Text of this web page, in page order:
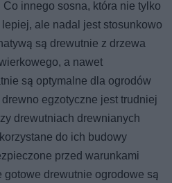
innego sosna, która nie tylko
ale nadal jest stosunkowo
są drewutnie z drzewa
a nawet
są optymalne dla ogrodów
egzotyczne jest trudniej
drewutniach drewnianych
do ich budowy
przed warunkami
gotowe drewutnie ogrodowe są